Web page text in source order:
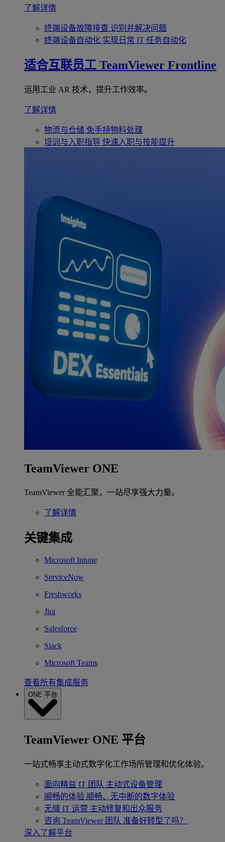
了解详情
终端设备故障排查 识别并解决问题
终端设备自动化 实现日常 IT 任务自动化
适合互联员工 TeamViewer Frontline
运用工业 AR 技术，提升工作效率。
了解详情
物流与仓储 免手持物料处理
培训与入职指导 快速入职与技能提升
TeamViewer ONE
TeamViewer 全能汇聚，一站尽享强大力量。
了解详情
关键集成
Microsoft Intune
ServiceNow
Freshworks
Jira
Salesforce
Slack
Microsoft Teams
查看所有集成服务
ONE 平台
TeamViewer ONE 平台
一站式畅享主动式数字化工作场所管理和优化体验。
面向精益 IT 团队 主动式设备管理
顺畅的体验 顺畅、无中断的数字体验
无缝 IT 运营 主动修复和出众服务
咨询 TeamViewer 团队 准备好转型了吗？
深入了解平台